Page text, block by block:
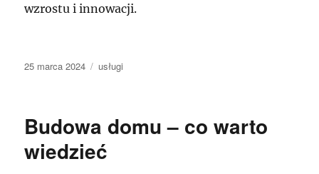
wzrostu i innowacji.
Data
25 marca 2024 Kategorie
usługi
Budowa domu – co warto
wiedzieć